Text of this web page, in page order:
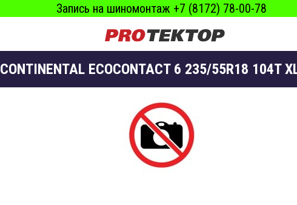
Запись на шиномонтаж +7 (8172) 78-00-78
CONTINENTAL ECOCONTACT 6 235/55R18 104T